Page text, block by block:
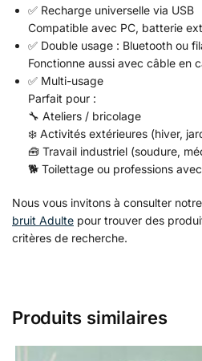
✅ Recharge universelle via USB
Compatible avec PC, batterie
✅ Double usage : Bluetooth ou
Fonctionne aussi avec câble en
✅ Multi-usage
Parfait pour :
🔧 Ateliers / bricolage
❄️ Activités extérieures (hiver,
🧰 Travail industriel (soudure,
🐕 Toilettage ou professions
Nous vous invitons à consulter
bruit Adulte pour trouver des
critères de recherche.
Produits similaires